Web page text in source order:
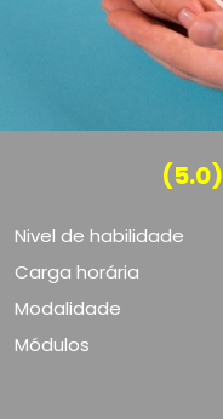
(5.0)
Nivel de habilidade
Carga horária
Modalidade
Módulos